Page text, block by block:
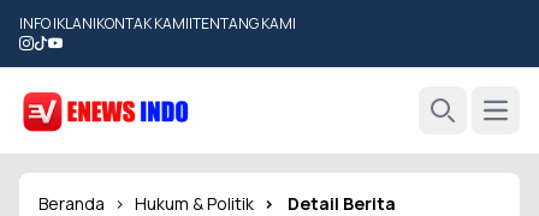
INFO IKLAN|KONTAK KAMI|TENTANG KAMI
Beranda Hukum & Politik Detail Berita